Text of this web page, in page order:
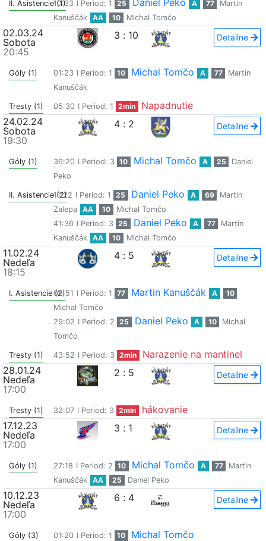
II. Asistencie (1)
10:33 I Period: 1 25 Daniel Peko A 77
Martin
Kanuščák
AA 10 Michal Tomčo
02.03.24
Sobota
20:45
3 : 10 Detailne
Góly (1) 01:23 I Period: 1 10 Michal Tomčo A 77
Martin
Kanuščák
Tresty (1) 05:30 I Period: 1 2min
Napadnutie
24.02.24
Sobota
19:30
4 : 2 Detailne
Góly (1) 36:20 I Period: 3 10 Michal Tomčo A 25
Daniel
Peko
II. Asistencie (2)
11:22 I Period: 1 25 Daniel Peko A 69
Martin
Zalepa
AA 10
Michal Tomčo
41:36 I Period: 3 25 Daniel Peko A 77
Martin
Kanuščák
AA 10 Michal Tomčo
11.02.24
Nedeľa
18:15
4 : 5 Detailne
I. Asistencie (2)
08:51 I Period: 1 77 Martin Kanuščák A
10
Michal Tomčo
29:02 I Period: 2 25 Daniel Peko A 10
Michal
Tomčo
Tresty (1) 43:52 I Period: 3 2min
Narazenie na mantinel
28.01.24
Nedeľa
17:00
2 : 5 Detailne
Tresty (1) 32:07 I Period: 3 2min
hákovanie
17.12.23
Nedeľa
17:00
3 : 1 Detailne
Góly (1) 27:18 I Period: 2 10 Michal Tomčo A 77
Martin
Kanuščák
AA 25 Daniel Peko
10.12.23
Nedeľa
17:00
6 : 4 Detailne
Góly (3) 01:20 I Period: 1 10 Michal Tomčo